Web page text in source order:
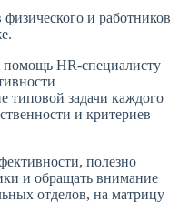
и работников
помощь HR-специалисту
типовой задачи каждого
и критериев
полезно
и обращать внимание
отделов, на матрицу